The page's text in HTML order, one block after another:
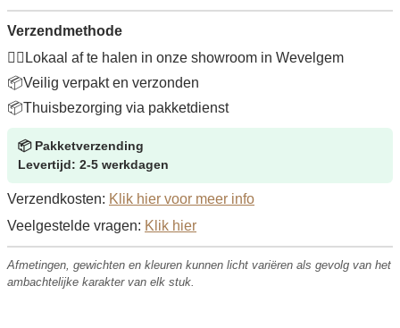
Verzendmethode
🚶‍♂️ Lokaal af te halen in onze showroom in Wevelgem
📦Veilig verpakt en verzonden
📦Thuisbezorging via pakketdienst
📦 Pakketverzending
Levertijd: 2-5 werkdagen
Verzendkosten: Klik hier voor meer info
Veelgestelde vragen: Klik hier
Afmetingen, gewichten en kleuren kunnen licht variëren als gevolg van het
ambachtelijke karakter van elk stuk.